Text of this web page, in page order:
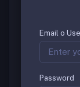
da parte dei
Email o
Password